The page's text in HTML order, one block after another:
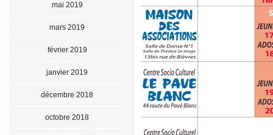
mai 2019
mars 2019
février 2019
janvier 2019
décembre 2018
octobre 2018